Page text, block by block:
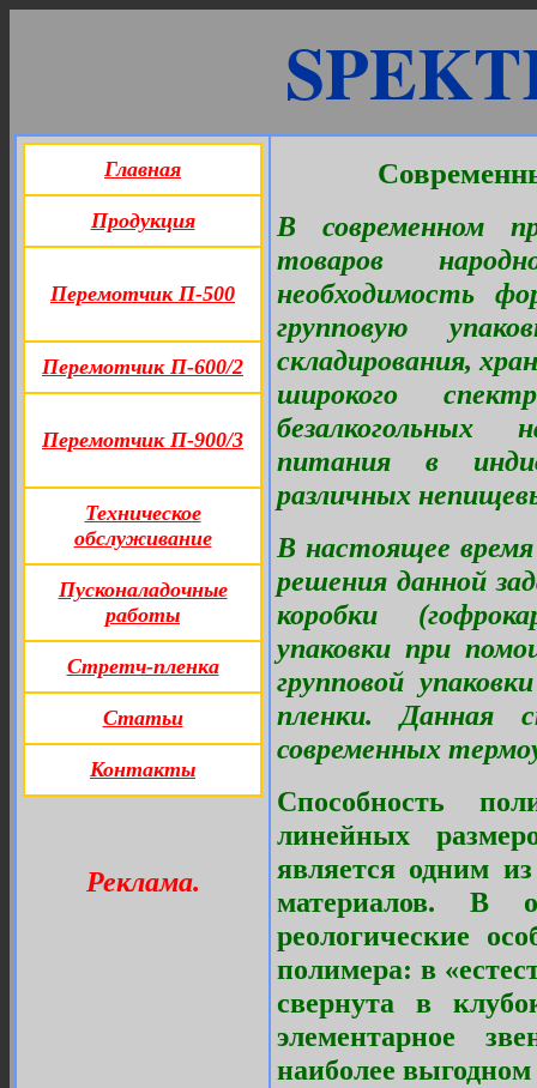
Главная
Продукция
Перемотчик П-500
Перемотчик П-600/2
Перемотчик П-900/3
Техническое
обслуживание
Пусконаладочные
работы
Стретч-пленка
Статьи
Контакты
Реклама.
В современном
товаров
необходимость
групповую
складирования,
широкого
безалкогольных
питания в
различных
В настоящее
решения данной
коробки
упаковки при
групповой
пленки. Данная
современных
Способность
линейных
является одним
материалов. В
реологические
полимера: в
свернута в
элементарное
наиболее